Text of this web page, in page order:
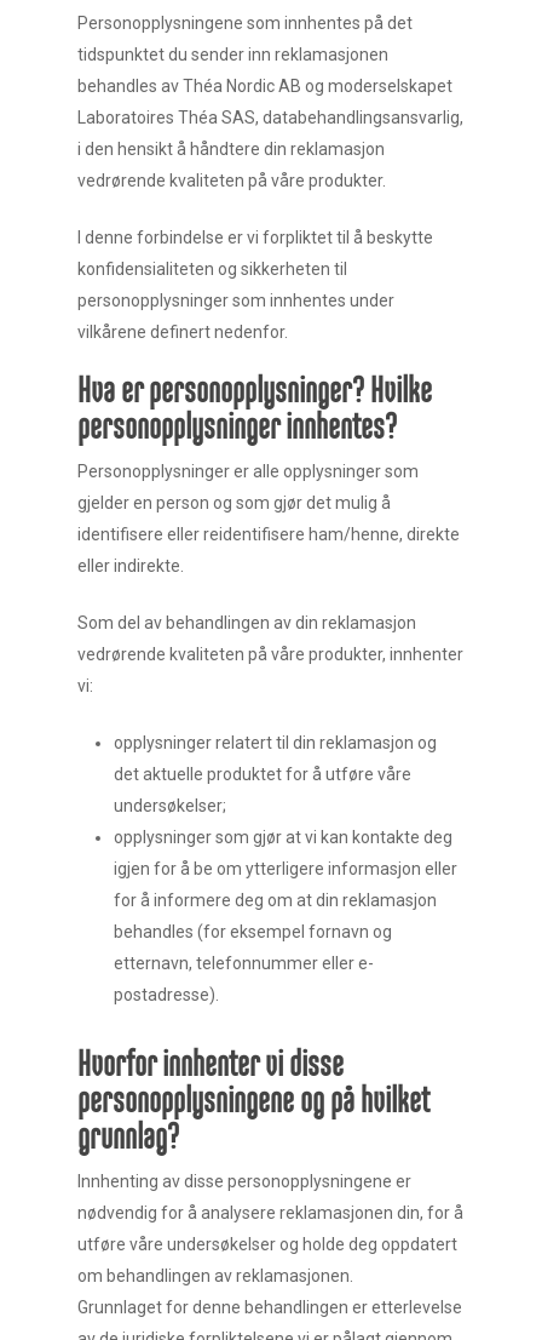
Personopplysningene som innhentes på det
tidspunktet du sender inn reklamasjonen
behandles av Théa Nordic AB og moderselskapet
Laboratoires Théa SAS, databehandlingsansvarlig,
i den hensikt å håndtere din reklamasjon
vedrørende kvaliteten på våre produkter.
I denne forbindelse er vi forpliktet til å beskytte
konfidensialiteten og sikkerheten til
personopplysninger som innhentes under
vilkårene definert nedenfor.
Hva er personopplysninger? Hvilke
personopplysninger innhentes?
Personopplysninger er alle opplysninger som
gjelder en person og som gjør det mulig å
identifisere eller reidentifisere ham/henne, direkte
eller indirekte.
Som del av behandlingen av din reklamasjon
vedrørende kvaliteten på våre produkter, innhenter
vi:
opplysninger relatert til din reklamasjon og
det aktuelle produktet for å utføre våre
undersøkelser;
opplysninger som gjør at vi kan kontakte deg
igjen for å be om ytterligere informasjon eller
for å informere deg om at din reklamasjon
behandles (for eksempel fornavn og
etternavn, telefonnummer eller e-
postadresse).
Hvorfor innhenter vi disse
personopplysningene og på hvilket
grunnlag?
Innhenting av disse personopplysningene er
nødvendig for å analysere reklamasjonen din, for å
utføre våre undersøkelser og holde deg oppdatert
om behandlingen av reklamasjonen.
Grunnlaget for denne behandlingen er etterlevelse